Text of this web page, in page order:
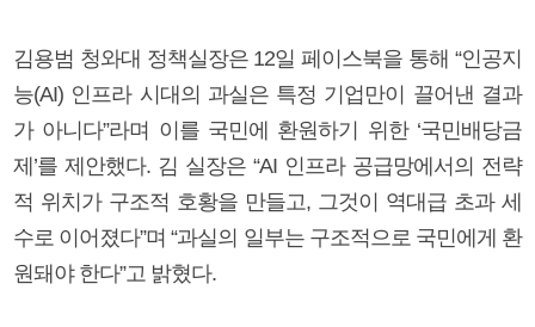
김용범 청와대 정책실장은 12일 페이스북을 통해 “인공지
능(AI) 인프라 시대의 과실은 특정 기업만이 끌어낸 결과
가 아니다”라며 이를 국민에 환원하기 위한 ‘국민배당금
제’를 제안했다. 김 실장은 “AI 인프라 공급망에서의 전략
적 위치가 구조적 호황을 만들고, 그것이 역대급 초과 세
수로 이어졌다”며 “과실의 일부는 구조적으로 국민에게 환
원돼야 한다”고 밝혔다.